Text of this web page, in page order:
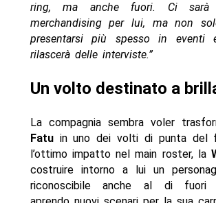
ring, ma anche fuori. Ci sarà
merchandising per lui, ma non
presentarsi più spesso in eventi
rilascerà delle interviste.”
Un volto destinato a
La compagnia sembra voler
Fatuin uno dei volti di punta del
l’ottimo impatto nel main roster, la
costruire intorno a lui un
riconoscibile anche al di fuori